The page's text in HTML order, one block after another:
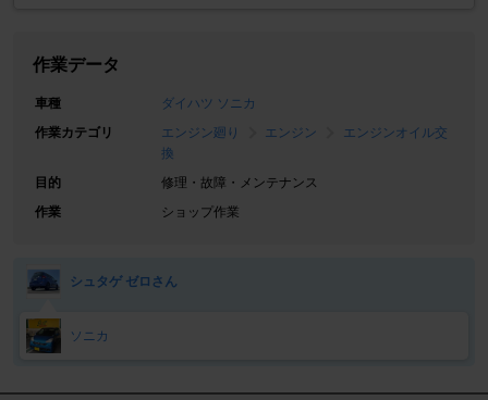
作業データ
車種
ダイハツ ソニカ
作業カテゴリ
エンジン廻り エンジン
エンジンオイル交
換
目的
修理・故障・メンテナンス
作業
ショップ作業
シュタゲ ゼロさん
ソニカ